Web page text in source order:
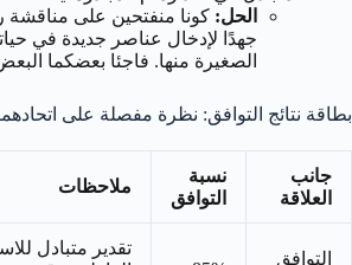
الحل: كونا منفتحين على مناقشة
جهدًا لإدخال عناصر جديدة في
الصغيرة منها. فاجئا بعضكما
بطاقة نتائج التوافق: نظرة مفصلة على
جانب
العلاقة
نسبة
التوافق
ملاحظات
التوافق
تقدير متبادل